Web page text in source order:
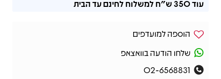
עוד350 ש"ח למשלוח לחינם עד הבית
הוספה למועדפים
שלחו הודעה בוואצאפ
02-6568831